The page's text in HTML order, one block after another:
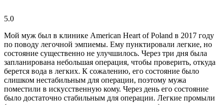
5.0
Мой муж был в клинике American Heart of Poland в 2017 году
по поводу легочной эмпиемы. Ему пунктировали легкие, но
состояние существенно не улучшилось. Через три дня была
запланирована небольшая операция, чтобы проверить, откуда
берется вода в легких. К сожалению, его состояние было
слишком нестабильным для операции, поэтому мужа
поместили в искусственную кому. Через день его состояние
было достаточно стабильным для операции. Легкие промыли